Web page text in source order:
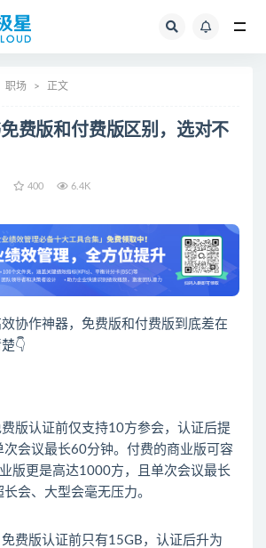
职场 正文
费版和付费版区别，选对不
400 6.4K
效协作神器，免费版和付费版到底差在
👇
费版认证前仅支持10方参会，认证后提
会议最长60分钟。付费的商业版可容
版更是高达1000方，且单次会议最长
会、大型会毫无压力。
免费版认证前只有15GB，认证后升为